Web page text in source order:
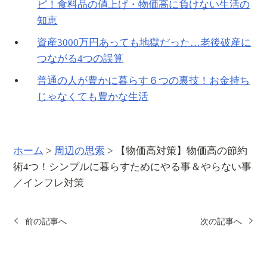
ピ！食料品の値上げ・物価高に負けない生活の
知恵
資産3000万円あっても地獄だった…老後破産に
つながる4つの誤算
普通の人が豊かに暮らす６つの裏技！お金持ち
じゃなくても豊かな生活
ホーム > 周辺の思索 >
【物価高対策】物価高の節約
術4つ！シンプルに暮らすためにやる事＆やらない事
／インフレ対策
前の記事へ 次の記事へ